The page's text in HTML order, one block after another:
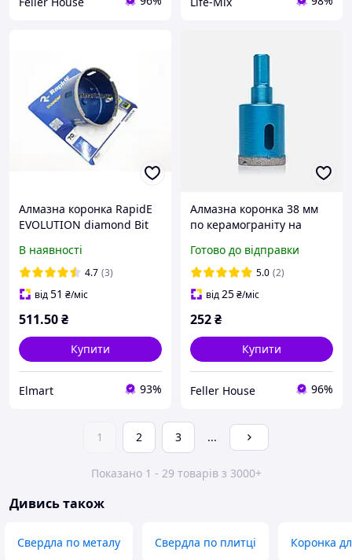
Алмазна коронка RapidE
EVOLUTION diamond Bit
В наявності
4.7 (3)
від51 ₴/міс
511.50₴
Купити
Elmart 93%
Алмазна коронка 38 мм
по керамограніту на
Готово до відправки
5.0 (2)
від25₴/міс
252₴
Купити
Feller House 96%
1 2 3 ...
Показано 1 - 29 товарів з 3000+
Дивись також
Свердла по металу Свердла по плитці Коронка